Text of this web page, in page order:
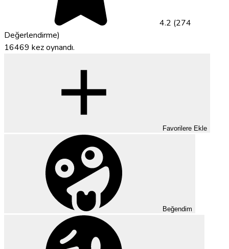
4.2 (274
Değerlendirme)
16469 kez oynandı.
Favorilere Ekle
Beğendim